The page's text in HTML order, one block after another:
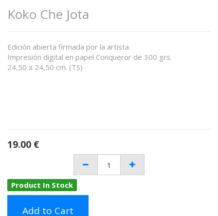
Koko Che Jota
Edición abierta firmada por la artista.
Impresión digital en papel Conqueror de 300 grs.
24,50 x 24,50 cm. (TS)
19.00 €
Product In Stock
Add to Cart